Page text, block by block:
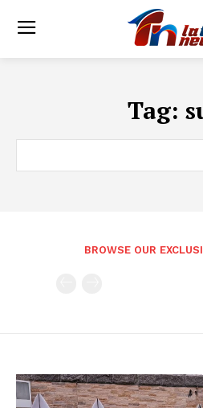
Tag:
BROWSE OUR